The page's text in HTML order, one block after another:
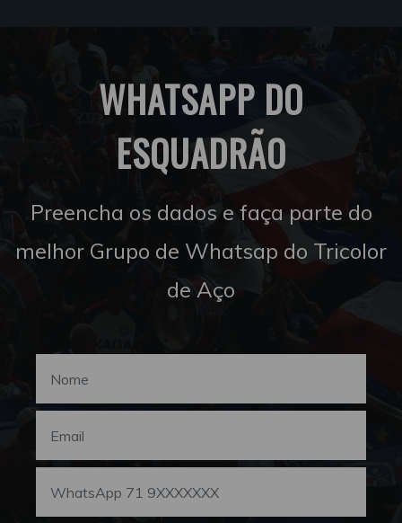
WHATSAPP DO
ESQUADRÃO
Preencha os dados e faça parte do
melhor Grupo de Whatsap do Tricolor
de Aço